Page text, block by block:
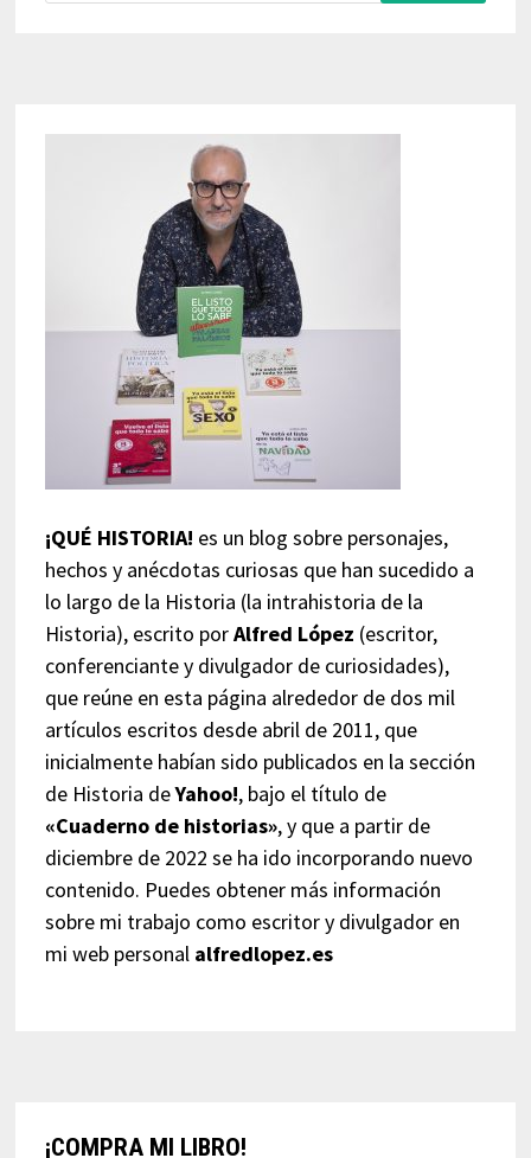
¡QUÉ HISTORIA! es un blog sobre personajes,
hechos y anécdotas curiosas que han sucedido a
lo largo de la Historia (la intrahistoria de la
Historia), escrito porAlfred López (escritor,
conferenciante y divulgador de curiosidades),
que reúne en esta página alrededor de dos mil
artículos escritos desde abril de 2011, que
inicialmente habían sido publicados en la sección
de Historia deYahoo!, bajo el título de
«Cuaderno de historias», y que a partir de
diciembre de 2022 se ha ido incorporando nuevo
contenido. Puedes obtener más información
sobre mi trabajo como escritor y divulgador en
mi web personal alfredlopez.es
¡COMPRA MI LIBRO!